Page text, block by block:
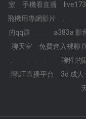
室
手機看直播
飛機用專網影片
的qq群
a383a 影
聊天室
免費進入裸聊
聊性的
灣UT直播平台
3d 成人